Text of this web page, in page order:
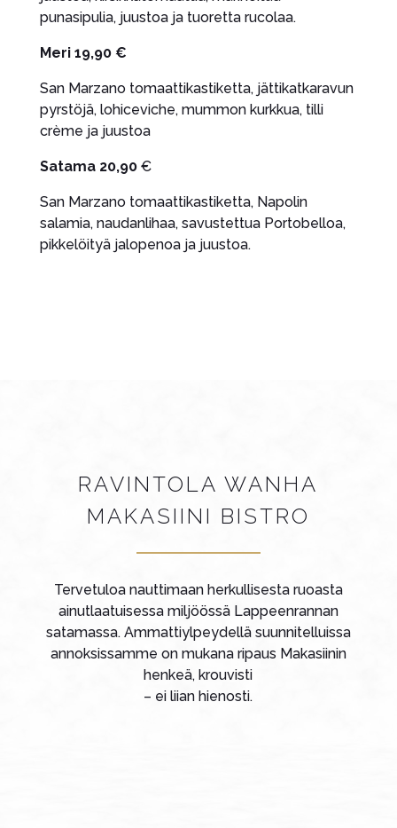
punasipulia, juustoa ja tuoretta rucolaa.
Meri 19,90 €
San Marzano tomaattikastiketta, jättikatkaravun
pyrstöjä, lohiceviche, mummon kurkkua, tilli
crème ja juustoa
Satama 20,90€
San Marzano tomaattikastiketta, Napolin
salamia, naudanlihaa, savustettua Portobelloa,
pikkelöityä jalopenoa ja juustoa.
RAVINTOLA WANHA
MAKASIINI BISTRO
Tervetuloa nauttimaan herkullisesta ruoasta
ainutlaatuisessa miljöössä Lappeenrannan
satamassa. Ammattiylpeydellä suunnitelluissa
annoksissamme on mukana ripaus Makasiinin
henkeä, krouvisti
– ei liian hienosti.